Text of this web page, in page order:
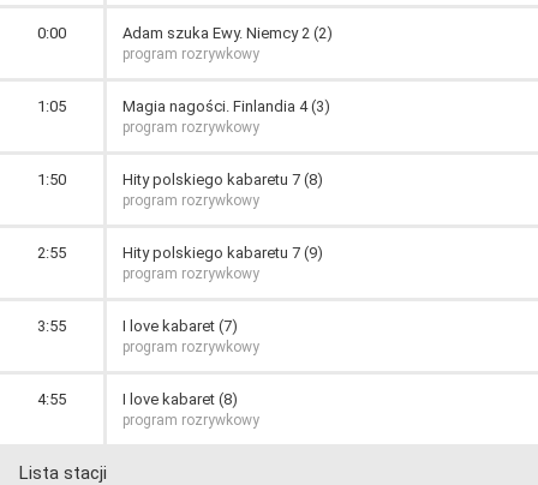
0:00 Adam szuka Ewy. Niemcy 2 (2)
program rozrywkowy
1:05 Magia nagości. Finlandia 4 (3)
program rozrywkowy
1:50 Hity polskiego kabaretu 7 (8)
program rozrywkowy
2:55 Hity polskiego kabaretu 7 (9)
program rozrywkowy
3:55 I love kabaret (7)
program rozrywkowy
4:55 I love kabaret (8)
program rozrywkowy
Lista stacji